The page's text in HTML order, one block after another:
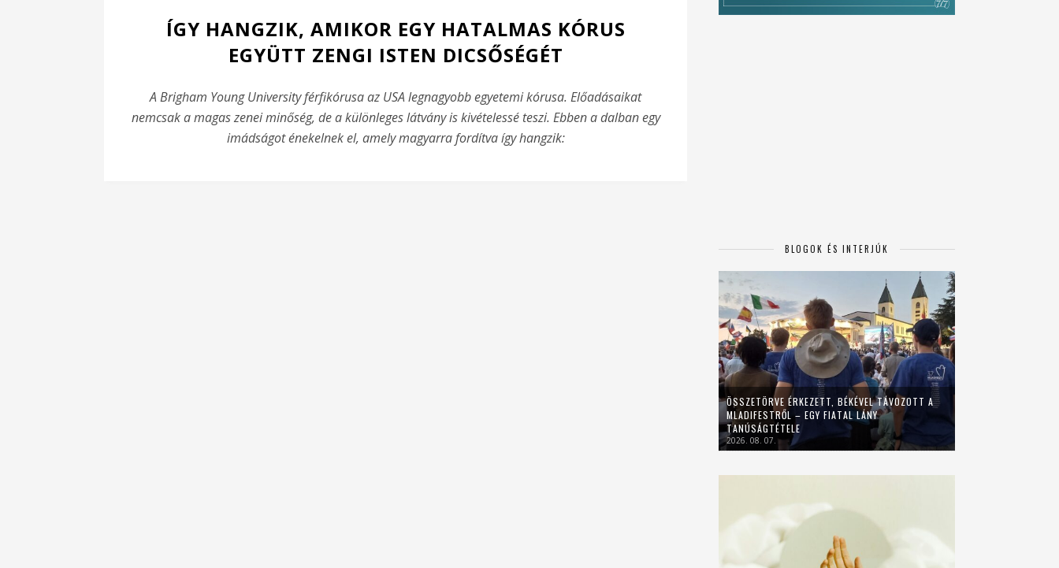
ÍGY HANGZIK, AMIKOR EGY HATALMAS KÓRUS
EGYÜTT ZENGI ISTEN DICSŐSÉGÉT
A Brigham Young University férfikórusa az USA legnagyobb egyetemi kórusa. Előadásaikat
nemcsak a magas zenei minőség, de a különleges látvány is kivételessé teszi. Ebben a dalban egy
imádságot énekelnek el, amely magyarra fordítva így hangzik:
BLOGOK ÉS INTERJÚK
ÖSSZETÖRVE ÉRKEZETT, BÉKÉVEL TÁVOZOTT A
MLADIFESTRŐL – EGY FIATAL LÁNY
TANÚSÁGTÉTELE
2026. 08. 07.